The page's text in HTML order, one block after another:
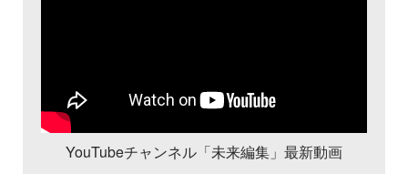
YouTubeチャンネル「未来編集」最新動画